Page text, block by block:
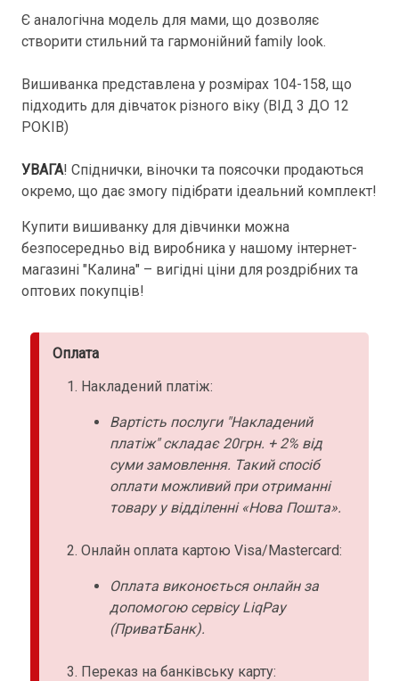
Є аналогічна модель для мами, що дозволяє
створити стильний та гармонійний family look.
Вишиванка представлена у розмірах 104-158, що
підходить для дівчаток різного віку (ВІД 3 ДО 12
РОКІВ)
УВАГА! Спіднички, віночки та поясочки продаються
окремо, що дає змогу підібрати ідеальний комплект!
Купити вишиванку для дівчинки можна
безпосередньо від виробника у нашому інтернет-
магазині "Калина" – вигідні ціни для роздрібних та
оптових покупців!
Оплата
Накладений платіж:
Вартість послуги "Накладений
платіж" складає 20грн. + 2% від
суми замовлення. Такий спосіб
оплати можливий при отриманні
товару у відділенні «Нова Пошта».
Онлайн оплата картою Visa/Mastercard:
Оплата виконоється онлайн за
допомогою сервісу LiqPay
(ПриватБанк).
Переказ на банківську карту: